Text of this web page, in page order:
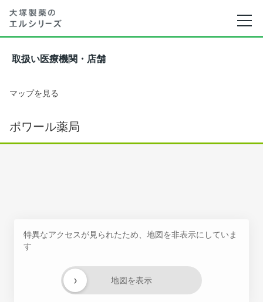
取扱い医療機関・店舗
マップを見る
ポワール薬局
特異なアクセスが見られたため、地図を非表示にしていま
す
地図を表示
›